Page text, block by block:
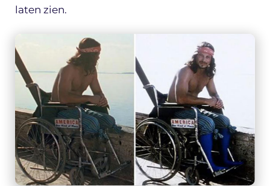
laten zien.